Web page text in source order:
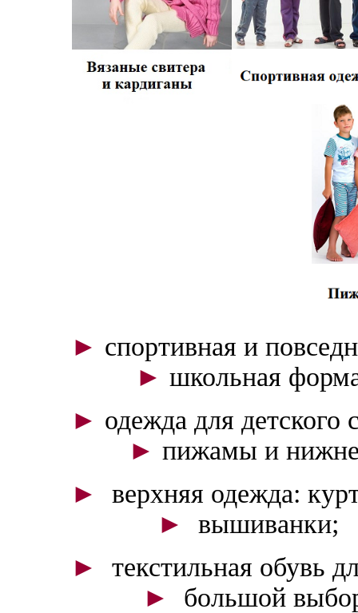
► спортивная
► школьная
► одежда
► пижамы и
►
верхняя одежда:
►
вышиванки;
►
текстильная
►
большой